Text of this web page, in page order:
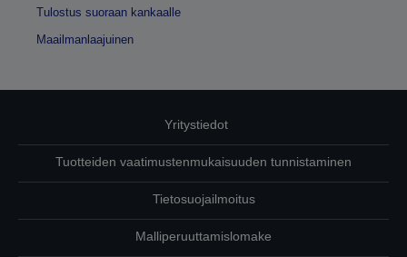
Tulostus suoraan kankaalle
Maailmanlaajuinen
Yritystiedot
Tuotteiden vaatimustenmukaisuuden tunnistaminen
Tietosuojailmoitus
Malliperuuttamislomake